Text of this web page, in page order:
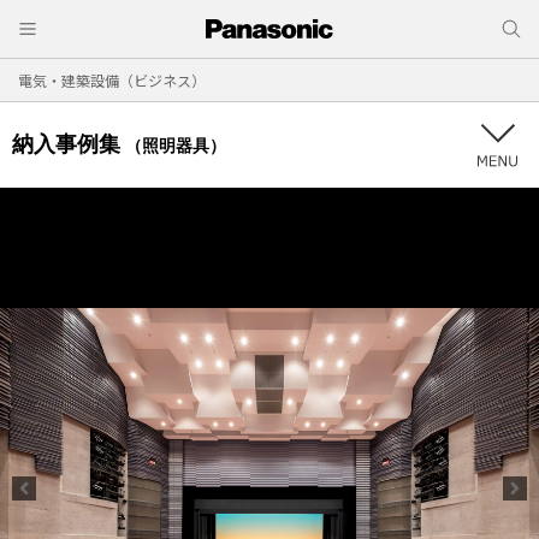
電気・建築設備（ビジネス）
納入事例集 （照明器具）